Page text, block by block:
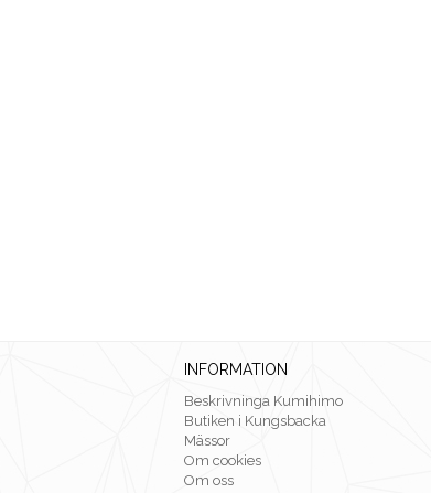
INFORMATION
Beskrivninga Kumihimo
Butiken i Kungsbacka
Mässor
Om cookies
Om oss